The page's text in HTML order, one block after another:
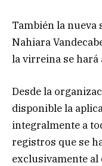
También la nueva
Nahiara
la virreina se hará
Desde la
disponible la
integralmente a
registros que se
exclusivamente al